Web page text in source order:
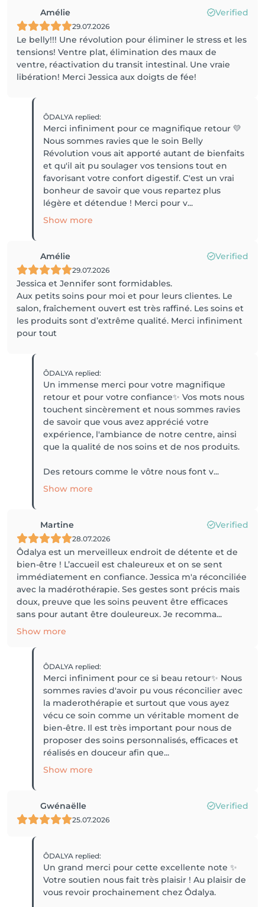
Amélie Verified
29.07.2026
Le belly!!! Une révolution pour éliminer le stress et les
tensions! Ventre plat, élimination des maux de
ventre, réactivation du transit intestinal. Une vraie
libération! Merci Jessica aux doigts de fée!
ÔDALYA replied:
Merci infiniment pour ce magnifique retour 💛
Nous sommes ravies que le soin Belly
Révolution vous ait apporté autant de bienfaits
et qu'il ait pu soulager vos tensions tout en
favorisant votre confort digestif. C'est un vrai
bonheur de savoir que vous repartez plus
légère et détendue ! Merci pour v...
Show more
Amélie Verified
29.07.2026
Jessica et Jennifer sont formidables.
Aux petits soins pour moi et pour leurs clientes. Le
salon, fraîchement ouvert est très raffiné. Les soins et
les produits sont d’extrême qualité. Merci infiniment
pour tout
ÔDALYA replied:
Un immense merci pour votre magnifique
retour et pour votre confiance✨ Vos mots nous
touchent sincèrement et nous sommes ravies
de savoir que vous avez apprécié votre
expérience, l'ambiance de notre centre, ainsi
que la qualité de nos soins et de nos produits.
Des retours comme le vôtre nous font v...
Show more
Martine Verified
28.07.2026
Ôdalya est un merveilleux endroit de détente et de
bien-être ! L’accueil est chaleureux et on se sent
immédiatement en confiance. Jessica m'a réconciliée
avec la madérothérapie. Ses gestes sont précis mais
doux, preuve que les soins peuvent être efficaces
sans pour autant être douleureux. Je recomma...
Show more
ÔDALYA replied:
Merci infiniment pour ce si beau retour✨️ Nous
sommes ravies d'avoir pu vous réconcilier avec
la maderothérapie et surtout que vous ayez
vécu ce soin comme un véritable moment de
bien-être. Il est très important pour nous de
proposer des soins personnalisés, efficaces et
réalisés en douceur afin que...
Show more
Gwénaëlle Verified
25.07.2026
ÔDALYA replied:
Un grand merci pour cette excellente note ✨️
Votre soutien nous fait très plaisir ! Au plaisir de
vous revoir prochainement chez Ôdalya.